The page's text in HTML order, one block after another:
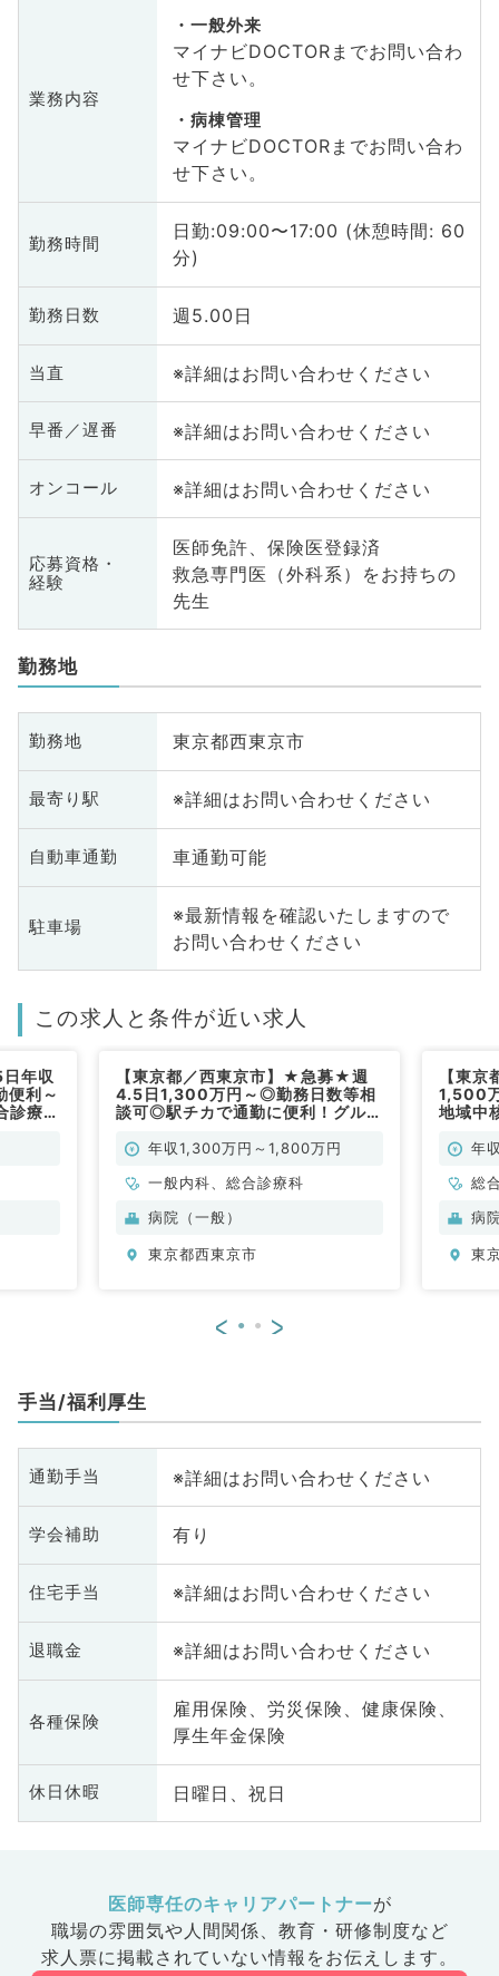
業務内容
一般外来
マイナビDOCTORまでお問い合わ
せ下さい。
病棟管理
マイナビDOCTORまでお問い合わ
せ下さい。
勤務時間
日勤:09:00〜17:00 (休憩時間: 60
分)
勤務日数 週5.00日
当直 ※詳細はお問い合わせください
早番／遅番 ※詳細はお問い合わせください
オンコール ※詳細はお問い合わせください
応募資格・
経験
医師免許、保険医登録済
救急専門医（外科系）をお持ちの
先生
勤務地
勤務地 東京都西東京市
最寄り駅 ※詳細はお問い合わせください
自動車通勤 車通勤可能
駐車場
※最新情報を確認いたしますので
お問い合わせください
この求人と条件が近い求人
年収
利～
診療科
【東京都／西東京市】★急募★週
4.5日1,300万円～◎勤務日数等相
談可◎駅チカで通勤に便利！グルー
期病院～福利厚生充実～（一般内
年収1,300万円～1,800万円
一般内科、総合診療科
病院（一般）
東京都西東京市
【東
1,500
地域中
年
総
病
東
< >
手当/福利厚生
通勤手当 ※詳細はお問い合わせください
学会補助 有り
住宅手当 ※詳細はお問い合わせください
退職金 ※詳細はお問い合わせください
各種保険
雇用保険、労災保険、健康保険、
厚生年金保険
休日休暇 日曜日、祝日
医師専任のキャリアパートナーが
職場の雰囲気や人間関係、 教育・研修制度など
求人票に掲載されていない情報をお伝えします。